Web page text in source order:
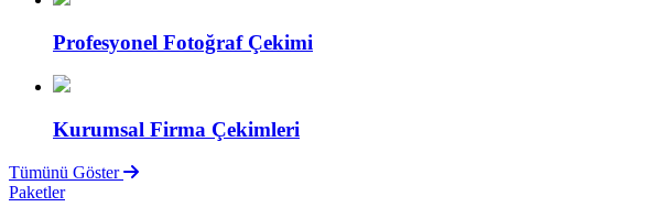
Profesyonel Fotoğraf Çekimi
Kurumsal Firma Çekimleri
Tümünü Göster
Paketler